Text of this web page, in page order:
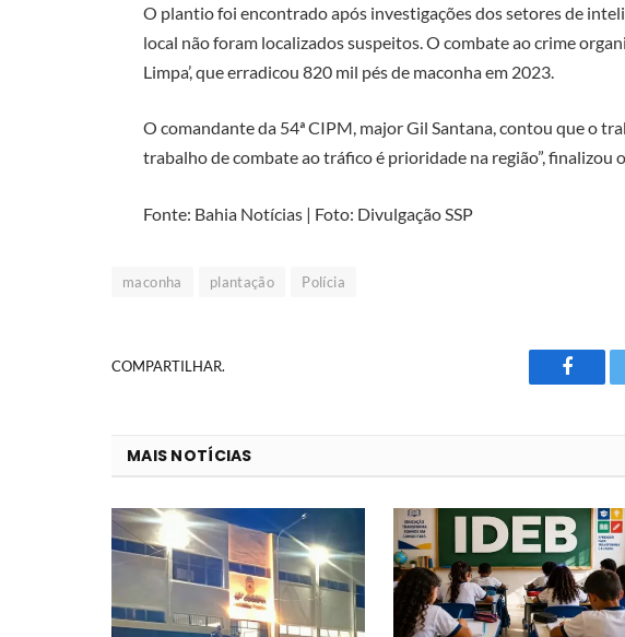
O plantio foi encontrado após investigações dos setores de
local não foram localizados suspeitos. O combate ao crime
Limpa’, que erradicou 820 mil pés de maconha em 2023.
O comandante da 54ª CIPM, major Gil Santana, contou que o
trabalho de combate ao tráfico é prioridade na região”, finalizou
Fonte: Bahia Notícias | Foto: Divulgação SSP
maconha plantação Polícia
COMPARTILHAR.
MAIS NOTÍCIAS